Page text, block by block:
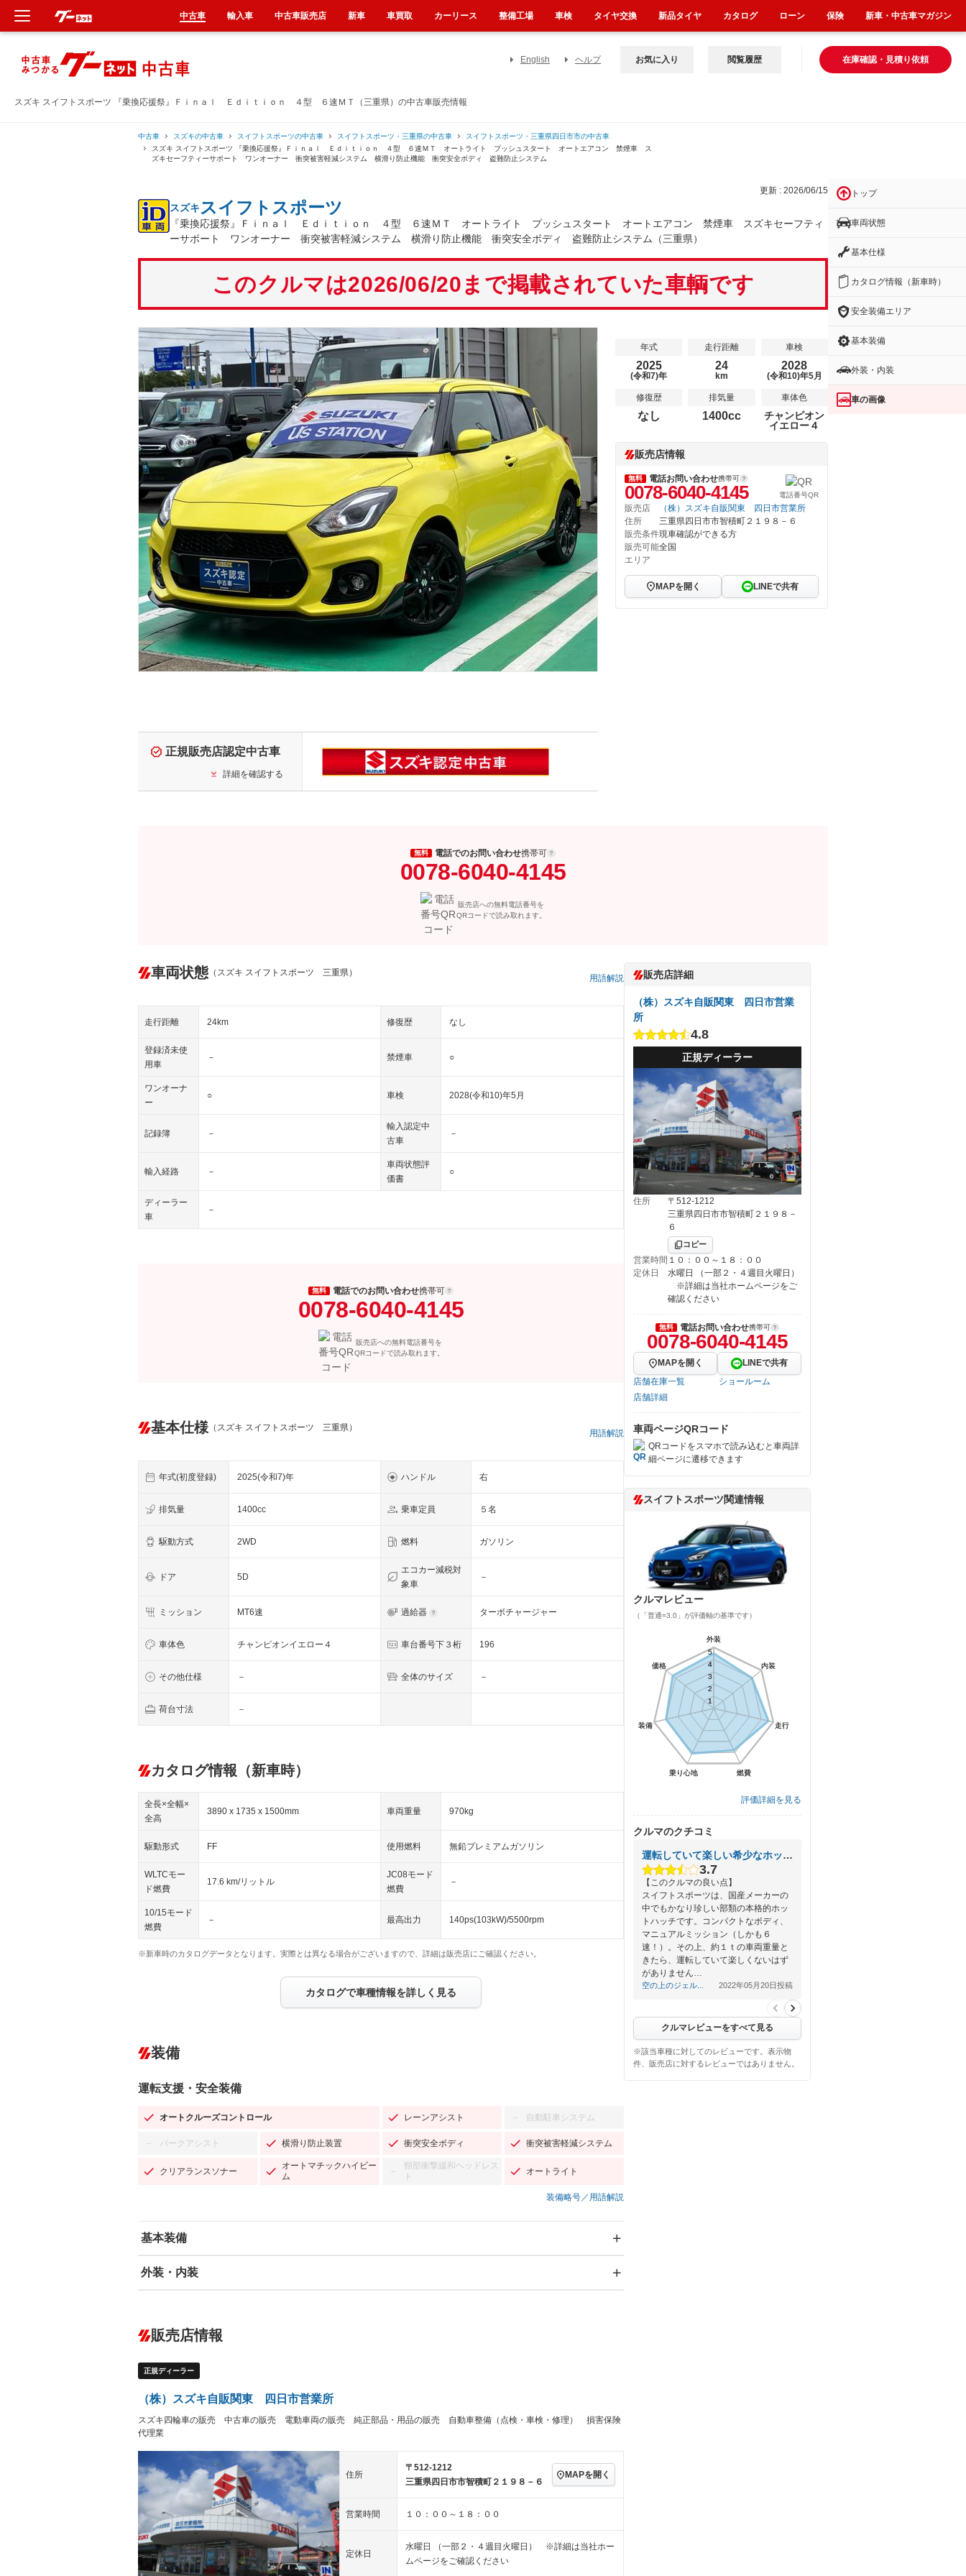
スズキ スイフトスポーツ 『乗換応援祭』Ｆｉｎａｌ Ｅｄｉｔｉｏｎ ４型 ６速ＭＴ（三重県）の中古車販売情報
English ヘルプ 在庫確認・見積り依頼
お気に入り 閲覧履歴
中古車 スズキの中古車 スイフトスポーツの中古車 スイフトスポーツ・三重県の中古車
スイフトスポーツ・三重県四日市市の中古車
スズキ スイフトスポーツ 『乗換応援祭』Ｆｉｎａｌ Ｅｄｉｔｉｏｎ ４型 ６速ＭＴ オートライト プッシュスタート オートエアコン 禁煙車 ス
ズキセーフティーサポート ワンオーナー 衝突被害軽減システム 横滑り防止機能 衝突安全ボディ 盗難防止システム
更新 : 2026/06/15
スズキスイフトスポーツ
『乗換応援祭』Ｆｉｎａｌ Ｅｄｉｔｉｏｎ ４型 ６速ＭＴ オートライト プッシュスタート オートエアコン 禁煙車 スズキセーフティ
ーサポート ワンオーナー 衝突被害軽減システム 横滑り防止機能 衝突安全ボディ 盗難防止システム（三重県）
このクルマは2026/06/20まで掲載されていた車輌です
正規販売店認定中古車
詳細を確認する
年式
2025
(令和7)年
走行距離
24
km
車検
2028
(令和10)年5月
修復歴
なし
排気量
1400cc
車体色
チャンピオン
イエロー４
販売店情報
無料 電話お問い合わせ携帯可
0078-6040-4145 電話番号QR
販売店
（株）スズキ自販関東 四日市営業所
住所
三重県四日市市智積町２１９８－６
販売条件現車確認ができる方
販売可能
エリア
全国
MAPを開く LINEで共有
無料 電話でのお問い合わせ携帯可
0078-6040-4145
販売店への無料電話番号を
QRコードで読み取れます。
車両状態 （スズキ スイフトスポーツ 三重県）
用語解説
走行距離 24km 修復歴 なし
登録済未使
用車
－ 禁煙車 ○
ワンオーナ
ー
○ 車検 2028(令和10)年5月
記録簿 －
輸入認定中
古車
－
輸入経路 －
車両状態評
価書
○
ディーラー
車
－
無料 電話でのお問い合わせ携帯可
0078-6040-4145
販売店への無料電話番号を
QRコードで読み取れます。
基本仕様 （スズキ スイフトスポーツ 三重県）
用語解説
年式(初度登録) 2025(令和7)年 ハンドル 右
排気量 1400cc 乗車定員 ５名
駆動方式 2WD 燃料 ガソリン
ドア 5D
エコカー減税対
象車
－
ミッション MT6速 過給器 ターボチャージャー
車体色 チャンピオンイエロー４ 車台番号下３桁 196
その他仕様 － 全体のサイズ －
荷台寸法 －
カタログ情報（新車時）
全長×全幅×
全高
3890 x 1735 x 1500mm 車両重量 970kg
駆動形式 FF 使用燃料 無鉛プレミアムガソリン
WLTCモー
ド燃費
17.6 km/リットル
JC08モード
燃費
－
10/15モード
燃費
－ 最高出力 140ps(103kW)/5500rpm
※新車時のカタログデータとなります。実際とは異なる場合がございますので、詳細は販売店にご確認ください。
カタログで車種情報を詳しく見る
装備
運転支援・安全装備
オートクルーズコントロール レーンアシスト － 自動駐車システム
－ パークアシスト 横滑り防止装置 衝突安全ボディ 衝突被害軽減システム
クリアランスソナー
オートマチックハイビー
ム
－
頸部衝撃緩和ヘッドレス
ト
オートライト
装備略号／用語解説
基本装備
エアバッグ：運転席/助手席/サイド
－ ダウンヒルアシストコントロール
－ Bluetooth接続
－ レンタカーアップ － 展示・試乗車
外装・内装
－ オーディオ
－
ヘッドライトウォッシャ
ー
LEDヘッドランプ － HID(キセノンライト)
－ ETC エアロ スマートキー － ローダウン
フルフラットシート － チップアップシート オットマン 電動格納サードシート
シートヒーター － ウォークスルー
－ フロントカメラ － シートエアコン
－ ルーフレール － エアサスペンション
販売店情報
正規ディーラー
（株）スズキ自販関東 四日市営業所
スズキ四輪車の販売 中古車の販売 電動車両の販売 純正部品・用品の販売 自動車整備（点検・車検・修理） 損害保険
代理業
住所
〒512-1212
三重県四日市市智積町２１９８－６
MAPを開く
営業時間 １０：００～１８：００
定休日
水曜日 （一部２・４週目火曜日） ※詳細は当社ホー
ムページをご確認ください
販売店詳細
（株）スズキ自販関東 四日市営業
所
4.8
正規ディーラー
住所
〒512-1212
三重県四日市市智積町２１９８－
６
コピー
営業時間 １０：００～１８：００
定休日
水曜日 （一部２・４週目火曜日）
※詳細は当社ホームページをご
確認ください
無料 電話お問い合わせ携帯可
0078-6040-4145
MAPを開く
LINEで共有
店舗在庫一覧
ショールーム
店舗詳細
車両ページQRコード
QRコードをスマホで読み込むと車両詳
細ページに遷移できます
スイフトスポーツ関連情報
クルマレビュー
（「普通=3.0」が評価軸の基準です）
外装
内装
走行
燃費
乗り心地
装備
価格
1
2
3
4
5
外装
内装
走行
燃費
乗り心地
装備
価格
1
2
3
4
5
評価詳細を見る
クルマのクチコミ
運転していて楽しい希少なホットハッチ
3.7
【このクルマの良い点】
スイフトスポーツは、国産メーカーの
中でもかなり珍しい部類の本格的ホッ
トハッチです。コンパクトなボディ、
マニュアルミッション（しかも６
速！）。その上、約１ｔの車両重量と
きたら、運転していて楽しくないはず
がありません…
空の上のジェル... 2022年05月20日投稿
クルマレビューをすべて見る
※該当車種に対してのレビューです。表示物
件、販売店に対するレビューではありません。
トップ
車両状態
基本仕様
カタログ情報（新車時）
安全装備エリア
基本装備
外装・内装
車の画像
中古車 輸入車 中古車販売店 新車 車買取 カーリース 整備工場 車検 タイヤ交換 新品タイヤ カタログ ローン 保険 新車・中古車マガジン
新車
中古車